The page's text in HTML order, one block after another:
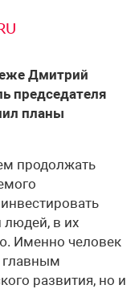
Дмитрий
председателя
планы
продолжать
людей, в их
Именно человек
главным
развития, но и